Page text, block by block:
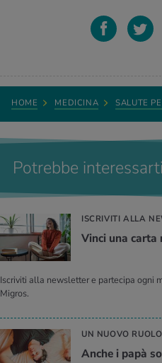
HOME MEDICINA SALUTE
Potrebbe
ISCRIVITI ALLA
Vinci una carta
Iscriviti alla newsletter e partecipa ogni
Migros.
UN NUOVO
Anche i papà